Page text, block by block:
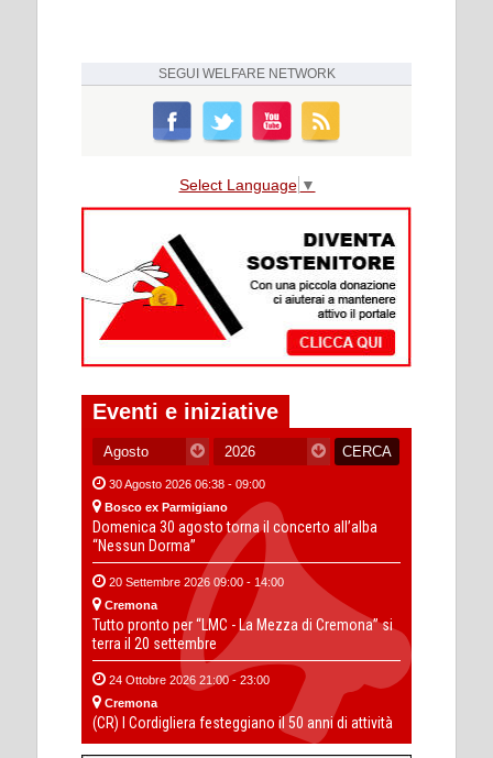
SEGUI WELFARE NETWORK
Select Language ▼
Eventi e iniziative
30 Agosto 2026 06:38 - 09:00
Bosco ex Parmigiano
Domenica 30 agosto torna il concerto all’alba
“Nessun Dorma”
20 Settembre 2026 09:00 - 14:00
Cremona
Tutto pronto per “LMC - La Mezza di Cremona” si
terra il 20 settembre
24 Ottobre 2026 21:00 - 23:00
Cremona
(CR) I Cordigliera festeggiano il 50 anni di attività